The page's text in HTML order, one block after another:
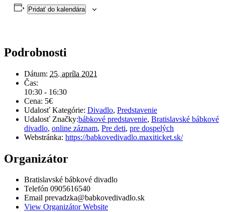
Pridať do kalendára
Podrobnosti
Dátum: 25. apríla 2021
Čas:
10:30 - 16:30
Cena: 5€
Udalosť Kategórie: Divadlo, Predstavenie
Udalosť Značky:bábkové predstavenie, Bratislavské bábkové
divadlo, online záznam, Pre deti, pre dospelých
Webstránka: https://babkovedivadlo.maxiticket.sk/
Organizátor
Bratislavské bábkové divadlo
Telefón 0905616540
Email prevadzka@babkovedivadlo.sk
View Organizátor Website